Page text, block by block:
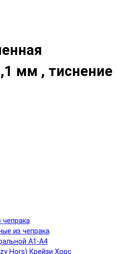
мм , тиснение
чепрака
из чепрака
А1-А4
Hors) Крейзи Хорс